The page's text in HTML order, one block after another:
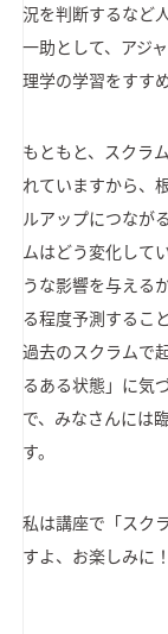
況を判断するなど
一助として、アジ
理学の学習をすす
もともと、スクラ
れていますから、
ルアップにつなが
ムはどう変化して
うな影響を与える
る程度予測するこ
過去のスクラムで
るある状態」に気
で、みなさんには
す。
私は講座で「スク
すよ、お楽しみに